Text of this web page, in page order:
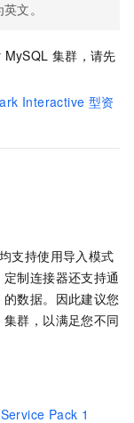
文。
MySQL 集群，请先
Interactive 型资
支持使用导入模式
制连接器还支持通
的数据。因此建议您
集群，以满足您不同
Pack 1